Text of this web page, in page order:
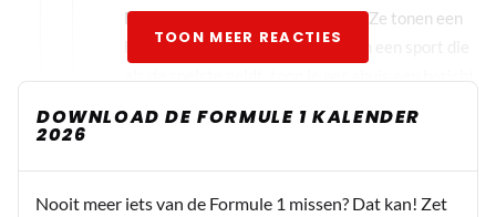
FIA hun eigen regels dus ook niet. Ze tonen een
boodschap per abuis. Echt!? Dus in een sport die
TOON MEER REACTIES
DOWNLOAD DE FORMULE 1 KALENDER
2026
Nooit meer iets van de Formule 1 missen? Dat kan! Zet